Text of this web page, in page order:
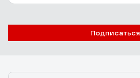
Подписаться